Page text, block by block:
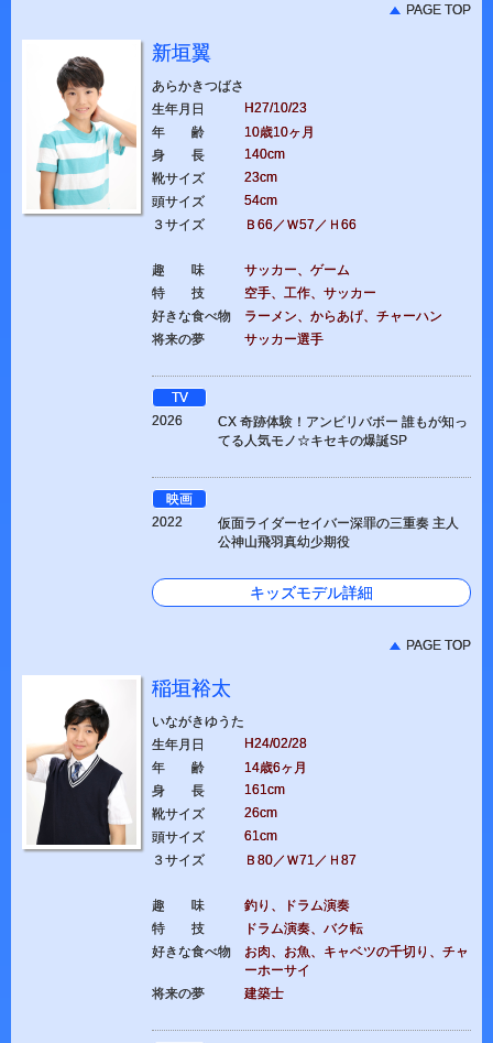
PAGE TOP
新垣翼
あらかきつばさ
生年月日
H27/10/23
年 齢
10歳10ヶ月
身 長
140cm
靴サイズ
23cm
頭サイズ
54cm
３サイズ
Ｂ66／Ｗ57／Ｈ66
趣 味
サッカー、ゲーム
特 技
空手、工作、サッカー
好きな食べ物
ラーメン、からあげ、チャーハン
将来の夢
サッカー選手
TV
2026
CX 奇跡体験！アンビリバボー 誰もが知っ
てる人気モノ☆キセキの爆誕SP
映画
2022
仮面ライダーセイバー深罪の三重奏 主人
公神山飛羽真幼少期役
キッズモデル詳細
PAGE TOP
稲垣裕太
いながきゆうた
生年月日
H24/02/28
年 齢
14歳6ヶ月
身 長
161cm
靴サイズ
26cm
頭サイズ
61cm
３サイズ
Ｂ80／Ｗ71／Ｈ87
趣 味
釣り、ドラム演奏
特 技
ドラム演奏、バク転
好きな食べ物
お肉、お魚、キャベツの千切り、チャ
ーホーサイ
将来の夢
建築士